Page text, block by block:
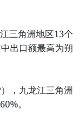
三角洲地区13个
出口额最高为朔
，九龙江三角洲
。